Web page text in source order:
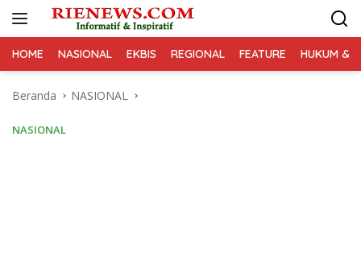
HOME NASIONAL EKBIS REGIONAL FEATURE HUKUM &
Beranda NASIONAL
NASIONAL